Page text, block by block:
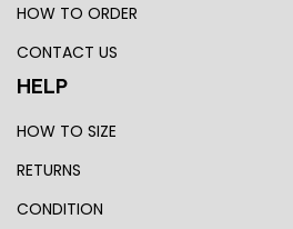
HOW TO ORDER
CONTACT US
HELP
HOW TO SIZE
RETURNS
CONDITION